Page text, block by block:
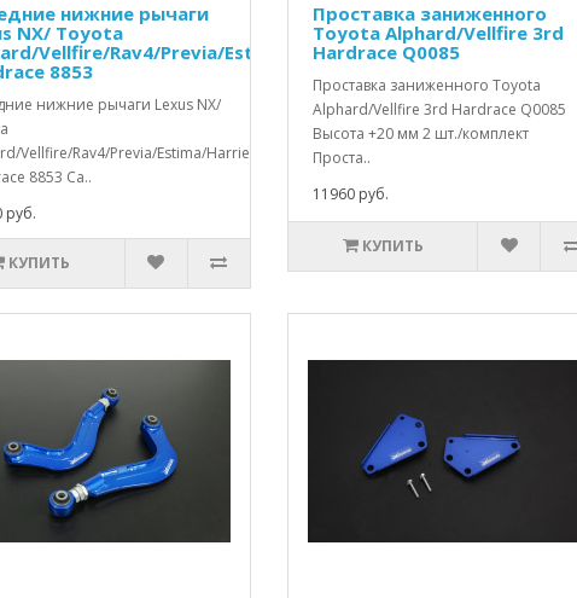
нижние рычаги
NX/ Toyota
Vellfire/Rav4/Previa/Estima/Harrier
8853
нижние рычаги Lexus NX/
Vellfire/Rav4/Previa/Estima/Harrier
8853 Са..
руб.
КУПИТЬ
Проставка заниженного
Toyota Alphard/Vellfire 3rd
Hardrace Q0085
Проставка заниженного Toyota
Alphard/Vellfire 3rd Hardrace Q0085
Высота +20 мм 2 шт./комплект
Проста..
11960 руб.
КУПИТЬ